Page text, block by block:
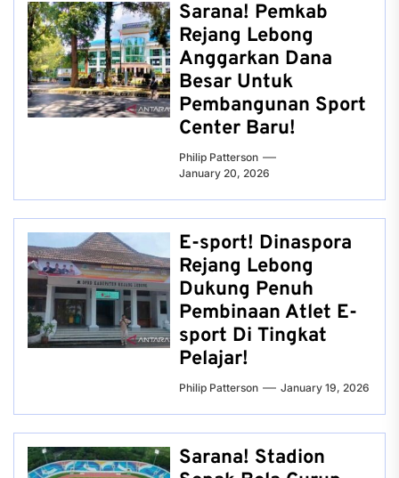
Sarana! Pemkab
Rejang Lebong
Anggarkan Dana
Besar Untuk
Pembangunan Sport
Center Baru!
Philip Patterson
January 20, 2026
E-sport! Dinaspora
Rejang Lebong
Dukung Penuh
Pembinaan Atlet E-
sport Di Tingkat
Pelajar!
Philip Patterson January 19, 2026
Sarana! Stadion